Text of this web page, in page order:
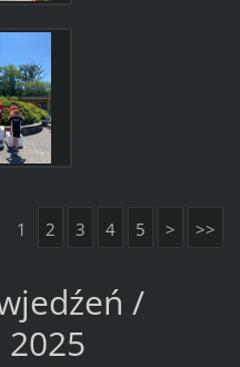
1 2 3 4 5 > >>
/